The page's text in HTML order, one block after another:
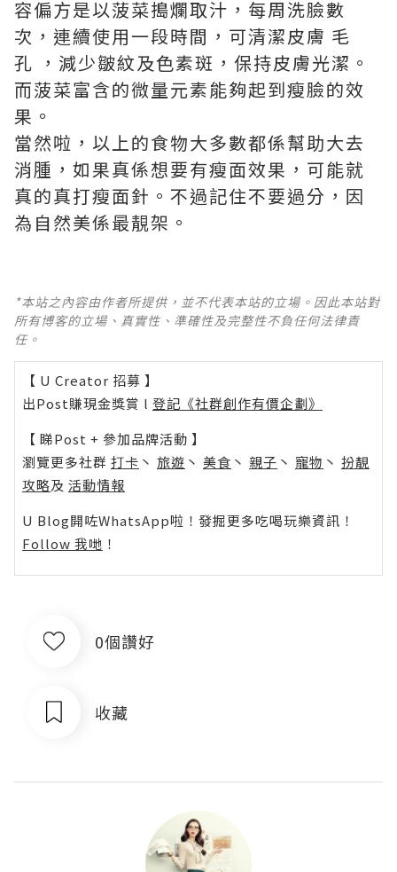
容偏方是以菠菜搗爛取汁，每周洗臉數
次，連續使用一段時間，可清潔皮膚 毛
孔 ，減少皺紋及色素斑，保持皮膚光潔。
而菠菜富含的微量元素能夠起到瘦臉的效
果。
當然啦，以上的食物大多數都係幫助大去
消腫，如果真係想要有瘦面效果，可能就
真的真打瘦面針。不過記住不要過分，因
為自然美係最靚架。
*本站之內容由作者所提供，並不代表本站的立場。因此本站對
所有博客的立場、真實性、準確性及完整性不負任何法律責
任。
【 U Creator 招募 】
出Post賺現金獎賞 l 登記《社群創作有價企劃》
【 睇Post + 參加品牌活動 】
瀏覽更多社群 打卡 丶 旅遊 丶 美食 丶 親子 丶 寵物 丶 扮靚
攻略及 活動情報
U Blog開咗WhatsApp啦！發掘更多吃喝玩樂資訊！
Follow 我哋 ！
0個讚好
收藏